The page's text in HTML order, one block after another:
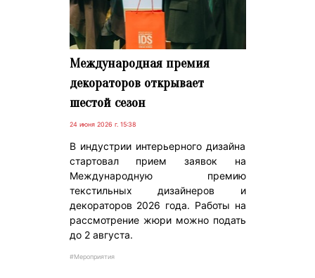
Международная премия
декораторов открывает
шестой сезон
24 июня 2026 г. 15:38
В индустрии интерьерного дизайна
стартовал прием заявок на
Международную премию
текстильных дизайнеров и
декораторов 2026 года. Работы на
рассмотрение жюри можно подать
до 2 августа.
#Мероприятия